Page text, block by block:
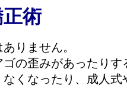
術
りません。
の歪みがあったり
くなったり、成人